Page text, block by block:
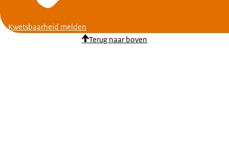
Kwetsbaarheid melden
Terug naar boven